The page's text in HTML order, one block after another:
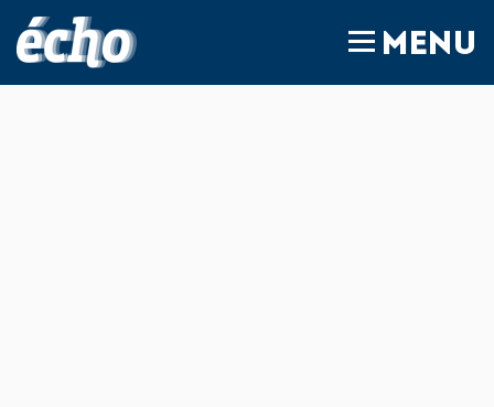
MENU